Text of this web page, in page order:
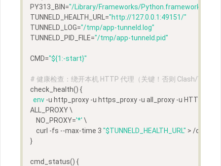
PY313_BIN="/Library/Frameworks/Python.framework/
TUNNELD_HEALTH_URL="http://127.0.0.1:49151/"
TUNNELD_LOG="/tmp/app-tunneld.log"
TUNNELD_PID_FILE="/tmp/app-tunneld.pid"
CMD="${1:-start}"
# 健康检查：绕开本机 HTTP 代理（关键！否则 Clash/
check_health() {
env -u http_proxy -u https_proxy -u all_proxy -u
ALL_PROXY \
    NO_PROXY=
'*' \
    curl -fs --max-time 3
"$TUNNELD_HEALTH_URL" > /dev/
}
cmd_status() {